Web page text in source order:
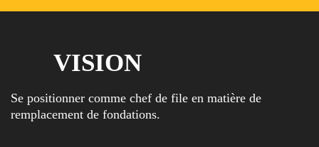
VISION
Se positionner comme chef de file en matière de
remplacement de fondations.